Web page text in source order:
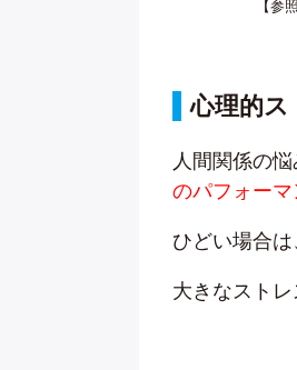
【参
心理的
人間関係の
のパフォーマ
ひどい場合は
大きなスト